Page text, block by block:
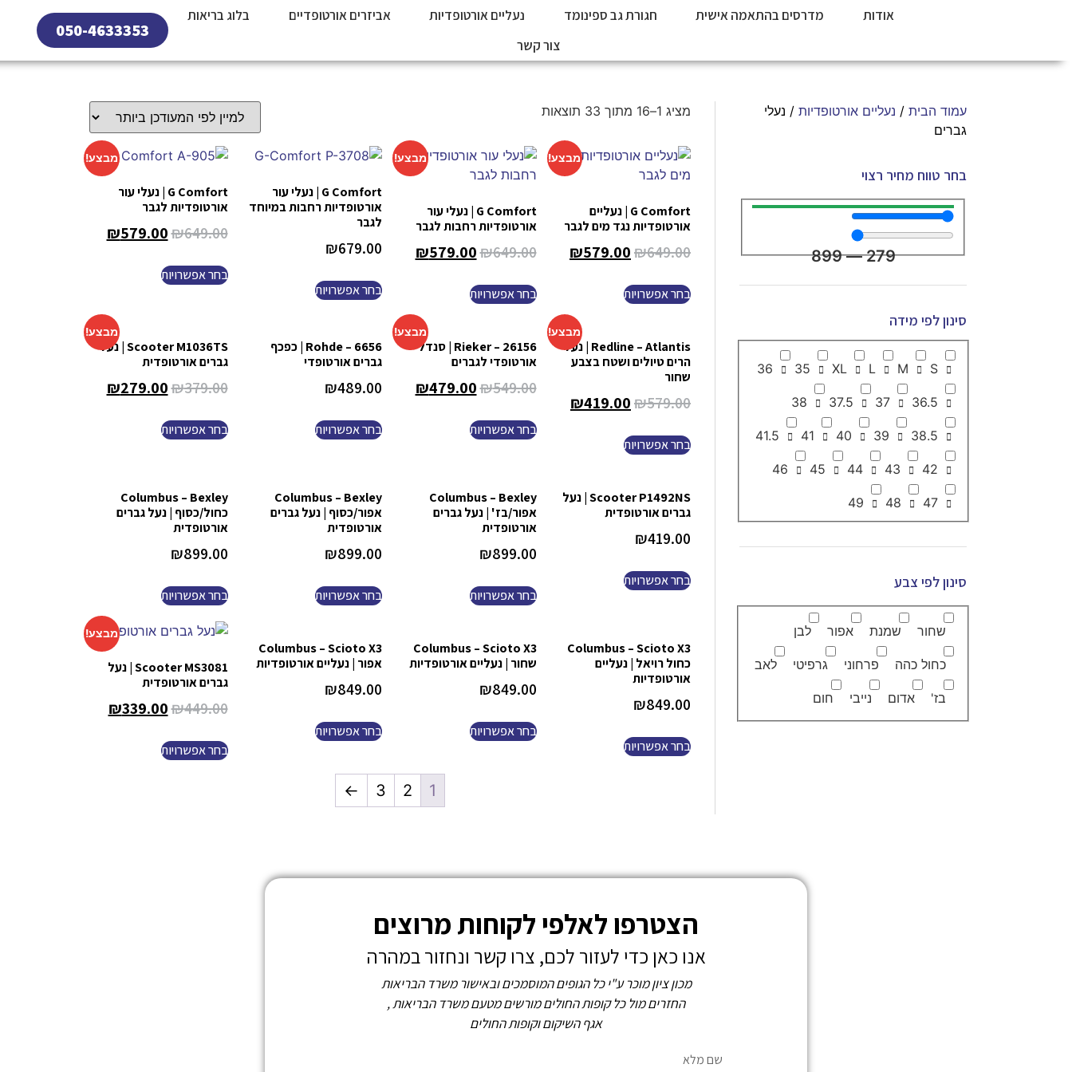
אודות מדרסים בהתאמה אישית חגורת גב ספינומד נעליים אורטופדיות אביזרים אורטופדיים
בלוג בריאות
צור קשר
050-4633353
עמוד הבית / נעליים אורטופדיות / נעלי
גברים
בחר טווח מחיר רצוי
279
—
899
סינון לפי מידה
S
M
L
XL
35
36
36.5
37
37.5
38
38.5
39
40
41
41.5
42
43
44
45
46
47
48
49
סינון לפי צבע
שחור שמנת אפור לבן
כחול כהה פרחוני גרפיטי לאב
בז' אדום נייבי חום
מציג 1–16 מתוך 33 תוצאות
מבצע!
G Comfort | נעליים
אורטופדיות נגד מים לגבר
₪649.00
₪579.00
בחר אפשרויות
מבצע!
G Comfort | נעלי עור
אורטופדיות רחבות לגבר
₪649.00
₪579.00
בחר אפשרויות
G Comfort | נעלי עור
אורטופדיות רחבות במיוחד
לגבר
₪679.00
בחר אפשרויות
מבצע!
G Comfort | נעלי עור
אורטופדיות לגבר
₪649.00
₪579.00
בחר אפשרויות
מבצע!
Redline – Atlantis | נעלי
הרים טיולים ושטח בצבע
שחור
₪579.00
₪419.00
בחר אפשרויות
מבצע!
Rieker – 26156 | סנדל
אורטופדי לגברים
₪549.00
₪479.00
בחר אפשרויות
Rohde – 6656 | כפכף
גברים אורטופדי
₪489.00
בחר אפשרויות
מבצע!
Scooter M1036TS | נעל
גברים אורטופדית
₪379.00
₪279.00
בחר אפשרויות
Scooter P1492NS | נעל
גברים אורטופדית
₪419.00
בחר אפשרויות
Columbus – Bexley
אפור/בז' | נעל גברים
אורטופדית
₪899.00
בחר אפשרויות
Columbus – Bexley
אפור/כסוף | נעל גברים
אורטופדית
₪899.00
בחר אפשרויות
Columbus – Bexley
כחול/כסוף | נעל גברים
אורטופדית
₪899.00
בחר אפשרויות
Columbus – Scioto X3
כחול רויאל | נעליים
אורטופדיות
₪849.00
בחר אפשרויות
Columbus – Scioto X3
שחור | נעליים אורטופדיות
₪849.00
בחר אפשרויות
Columbus – Scioto X3
אפור | נעליים אורטופדיות
₪849.00
בחר אפשרויות
מבצע!
Scooter MS3081 | נעל
גברים אורטופדית
₪449.00
₪339.00
בחר אפשרויות
1
2
3
←
הצטרפו לאלפי לקוחות מרוצים
אנו כאן כדי לעזור לכם, צרו קשר ונחזור במהרה
מכון ציון מוכר ע"י כל הגופים המוסמכים ובאישור משרד הבריאות
החזרים מול כל קופות החולים מורשים מטעם משרד הבריאות ,
אגף השיקום וקופות החולים